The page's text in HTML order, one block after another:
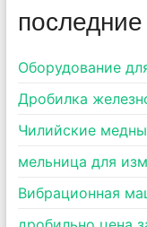
последние
Оборудование
Дробилка
Чилийские
мельница для
Вибрационная